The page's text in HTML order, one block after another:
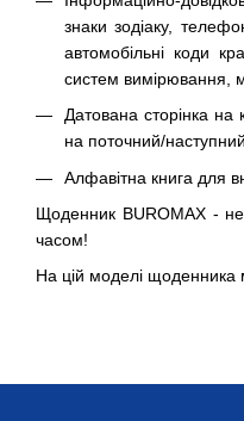
знаки зодіаку,
автомобільні коди
систем вимірювання,
Датована сторінка
на поточний/
Алфавітна книга для
Щоденник BUROMAX -
часом!
На цій моделі щоденника